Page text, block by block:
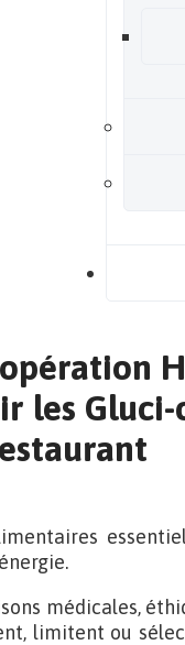
les Gluci-
médicales,
limitent ou